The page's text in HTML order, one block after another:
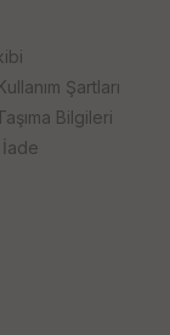
Şartları
Bilgileri